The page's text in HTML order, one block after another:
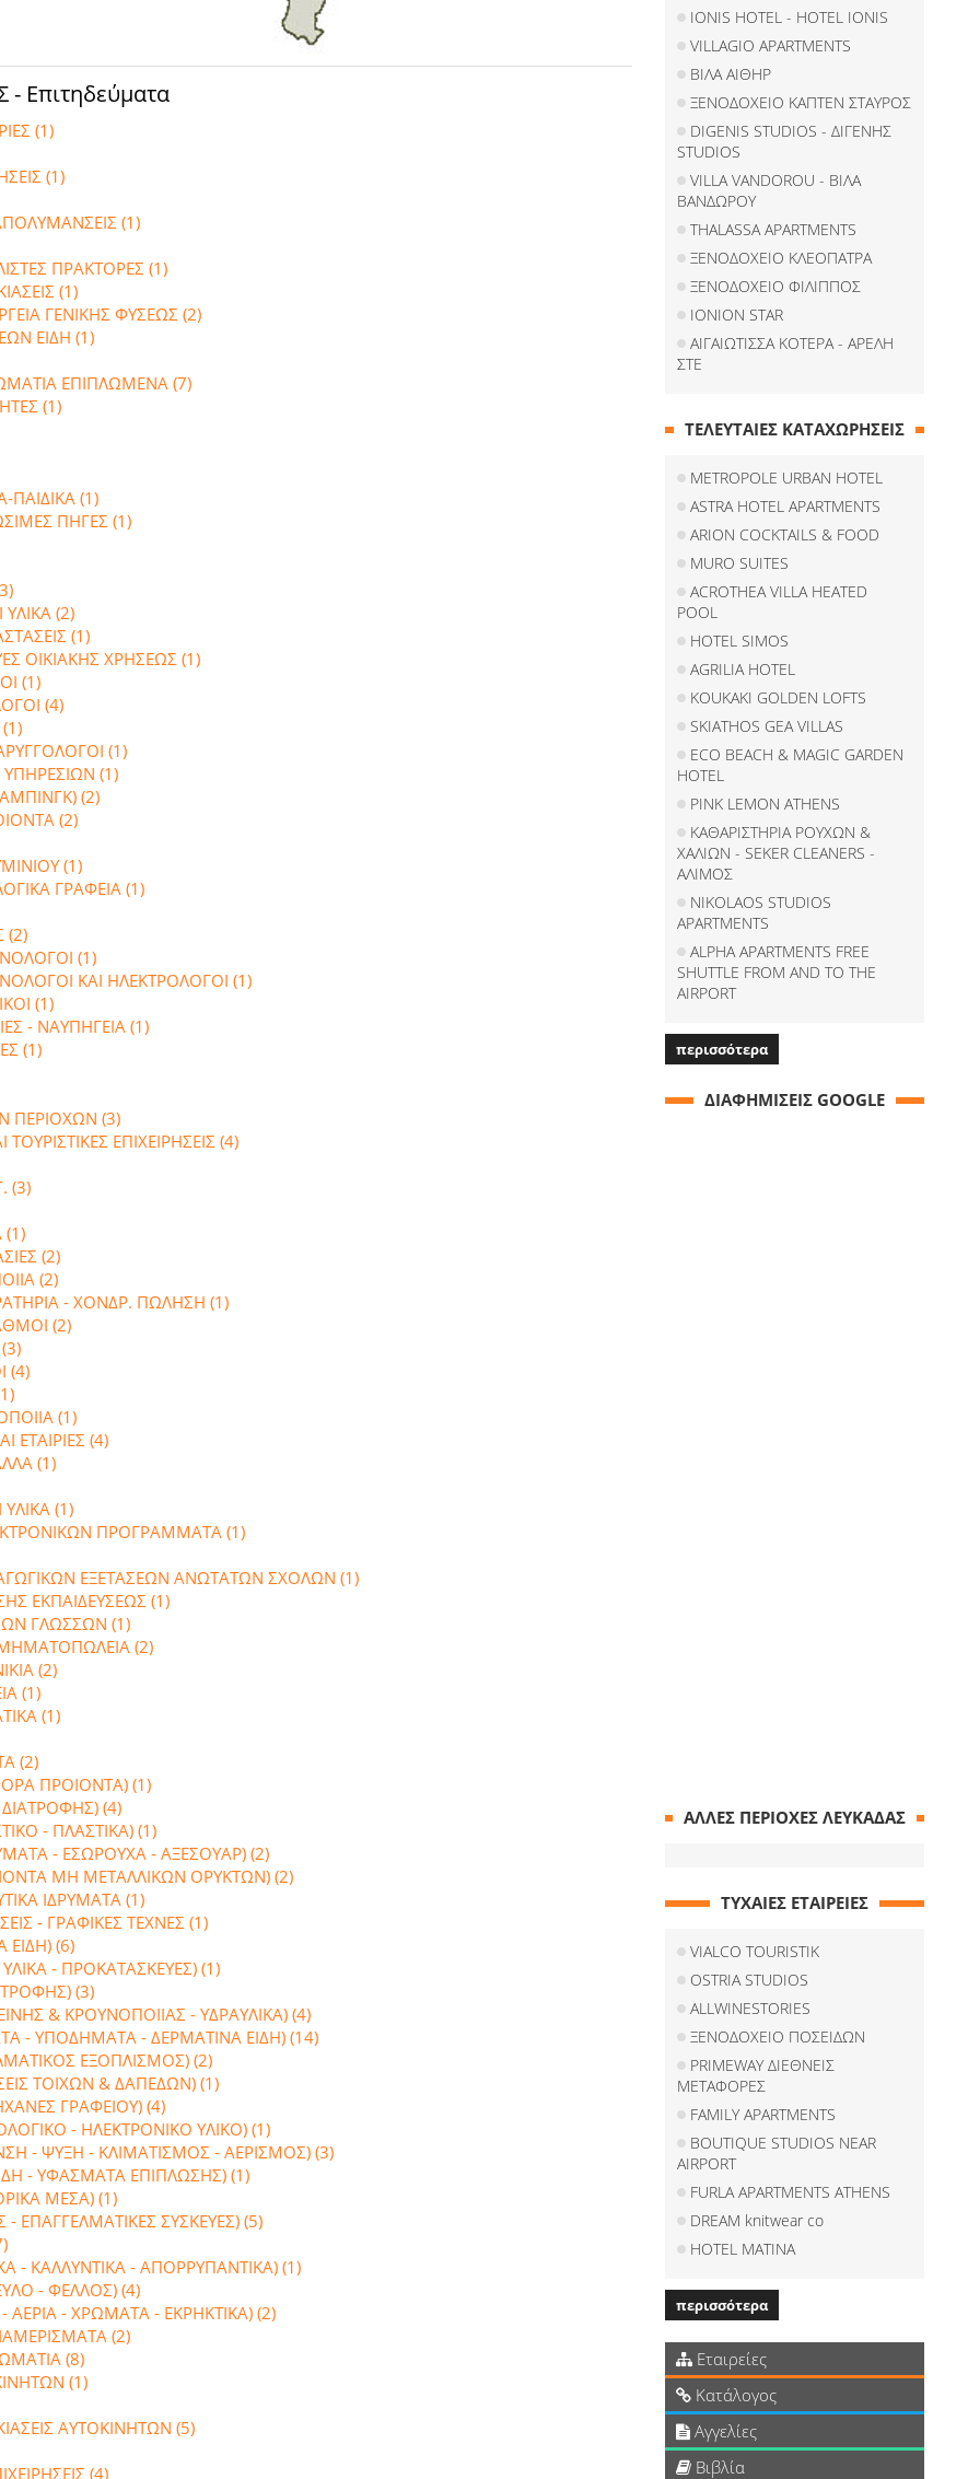
Επιτηδεύματα
(1)
(1)
(1)
ΠΡΑΚΤΟΡΕΣ (1)
(1)
ΓΕΝΙΚΗΣ ΦΥΣΕΩΣ (2)
ΕΙΔΗ (1)
ΕΠΙΠΛΩΜΕΝΑ (7)
(1)
(1)
ΠΗΓΕΣ (1)
ΥΛΙΚΑ (2)
(1)
ΟΙΚΙΑΚΗΣ ΧΡΗΣΕΩΣ (1)
(1)
(4)
(1)
(1)
(2)
(2)
(1)
ΓΡΑΦΕΙΑ (1)
(2)
(1)
ΚΑΙ ΗΛΕΚΤΡΟΛΟΓΟΙ (1)
(1)
- ΝΑΥΠΗΓΕΙΑ (1)
(1)
ΠΕΡΙΟΧΩΝ (3)
ΕΠΙΧΕΙΡΗΣΕΙΣ (4)
(3)
(1)
(2)
(2)
- ΧΟΝΔΡ. ΠΩΛΗΣΗ (1)
(2)
(4)
(1)
ΕΤΑΙΡΙΕΣ (4)
(1)
(1)
ΠΡΟΓΡΑΜΜΑΤΑ (1)
ΕΞΕΤΑΣΕΩΝ ΑΝΩΤΑΤΩΝ ΣΧΟΛΩΝ (1)
ΕΚΠΑΙΔΕΥΣΕΩΣ (1)
ΓΛΩΣΣΩΝ (1)
(2)
(2)
(1)
(1)
(2)
ΠΡΟΙΟΝΤΑ) (1)
(4)
- ΠΛΑΣΤΙΚΑ) (1)
- ΕΣΩΡΟΥΧΑ - ΑΞΕΣΟΥΑΡ) (2)
ΜΗ ΜΕΤΑΛΛΙΚΩΝ ΟΡΥΚΤΩΝ) (2)
ΙΔΡΥΜΑΤΑ (1)
- ΓΡΑΦΙΚΕΣ ΤΕΧΝΕΣ (1)
(6)
- ΠΡΟΚΑΤΑΣΚΕΥΕΣ) (1)
(3)
& ΚΡΟΥΝΟΠΟΙΙΑΣ - ΥΔΡΑΥΛΙΚΑ) (4)
- ΥΠΟΔΗΜΑΤΑ - ΔΕΡΜΑΤΙΝΑ ΕΙΔΗ) (14)
ΕΞΟΠΛΙΣΜΟΣ) (2)
ΤΟΙΧΩΝ & ΔΑΠΕΔΩΝ) (1)
ΓΡΑΦΕΙΟΥ) (4)
- ΗΛΕΚΤΡΟΝΙΚΟ ΥΛΙΚΟ) (1)
- ΨΥΞΗ - ΚΛΙΜΑΤΙΣΜΟΣ - ΑΕΡΙΣΜΟΣ) (3)
- ΥΦΑΣΜΑΤΑ ΕΠΙΠΛΩΣΗΣ) (1)
ΜΕΣΑ) (1)
- ΕΠΑΓΓΕΛΜΑΤΙΚΕΣ ΣΥΣΚΕΥΕΣ) (5)
- ΚΑΛΛΥΝΤΙΚΑ - ΑΠΟΡΡΥΠΑΝΤΙΚΑ) (1)
- ΦΕΛΛΟΣ) (4)
- ΧΡΩΜΑΤΑ - ΕΚΡΗΚΤΙΚΑ) (2)
(2)
(8)
(1)
ΑΥΤΟΚΙΝΗΤΩΝ (5)
(4)
IONIS HOTEL - HOTEL IONIS
VILLAGIO APARTMENTS
ΒΙΛΑ ΑΙΘΗΡ
ΞΕΝΟΔΟΧΕΙΟ ΚΑΠΤΕΝ ΣΤΑΥΡΟΣ
DIGENIS STUDIOS - ΔΙΓΕΝΗΣ
STUDIOS
VILLA VANDOROU - ΒΙΛΑ
ΒΑΝΔΩΡΟΥ
THALASSA APARTMENTS
ΞΕΝΟΔΟΧΕΙΟ ΚΛΕΟΠΑΤΡΑ
ΞΕΝΟΔΟΧΕΙΟ ΦΙΛΙΠΠΟΣ
IONION STAR
ΑΙΓΑΙΩΤΙΣΣΑ ΚΟΤΕΡΑ - ΑΡΕΛΗ
ΣΤΕ
ΤΕΛΕΥΤΑΙΕΣ ΚΑΤΑΧΩΡΗΣΕΙΣ
METROPOLE URBAN HOTEL
ASTRA HOTEL APARTMENTS
ARION COCKTAILS & FOOD
MURO SUITES
ACROTHEA VILLA HEATED
POOL
HOTEL SIMOS
AGRILIA HOTEL
KOUKAKI GOLDEN LOFTS
SKIATHOS GEA VILLAS
ECO BEACH & MAGIC GARDEN
HOTEL
PINK LEMON ATHENS
ΚΑΘΑΡΙΣΤΗΡΙΑ ΡΟΥΧΩΝ &
ΧΑΛΙΩΝ - SEKER CLEANERS -
ΑΛΙΜΟΣ
NIKOLAOS STUDIOS
APARTMENTS
ALPHA APARTMENTS FREE
SHUTTLE FROM AND TO THE
AIRPORT
περισσότερα
ΔΙΑΦΗΜΙΣΕΙΣ GOOGLE
ΑΛΛΕΣ ΠΕΡΙΟΧΕΣ ΛΕΥΚΑΔΑΣ
ΤΥΧΑΙΕΣ ΕΤΑΙΡΕΙΕΣ
VIALCO TOURISTIK
OSTRIA STUDIOS
ALLWINESTORIES
ΞΕΝΟΔΟΧΕΙΟ ΠΟΣΕΙΔΩΝ
PRIMEWAY ΔΙΕΘΝΕΙΣ
ΜΕΤΑΦΟΡΕΣ
FAMILY APARTMENTS
BOUTIQUE STUDIOS NEAR
AIRPORT
FURLA APARTMENTS ATHENS
DREAM knitwear co
HOTEL MATINA
περισσότερα
Εταιρείες
Κατάλογος
Αγγελίες
Βιβλία